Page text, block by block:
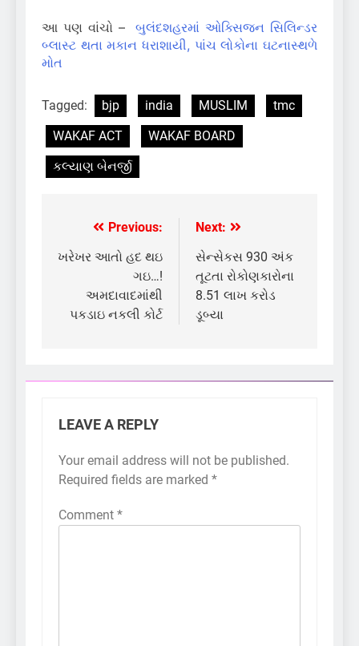
આ પણ વાંચો –બુલંદશહરમાં ઓક્સિજન સિલિન્ડર
બ્લાસ્ટ થતા મકાન ધરાશાયી, પાંચ લોકોના ઘટનાસ્થળે
મોત
Tagged: bjp india MUSLIM
tmc
WAKAF ACT
WAKAF BOARD
કલ્યાણ બેનર્જી
Post
navigation
Previous:
ખરેખર આતો હદ થઇ
ગઇ…!
અમદાવાદમાંથી
પકડાઇ નકલી કોર્ટ
Next:
સેન્સેકસ 930 અંક
તૂટતા રોકોણકારોના
8.51 લાખ કરોડ
ડૂબ્યા
LEAVE A REPLY
Your email address will not be published.
Required fields are marked *
Comment *